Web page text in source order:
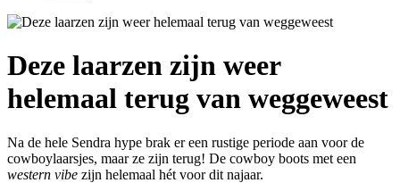
Deze laarzen zijn weer
helemaal terug van weggeweest
Na de hele Sendra hype brak er een rustige periode aan voor de
cowboylaarsjes, maar ze zijn terug! De cowboy boots met een
western vibe zijn helemaal hét voor dit najaar.